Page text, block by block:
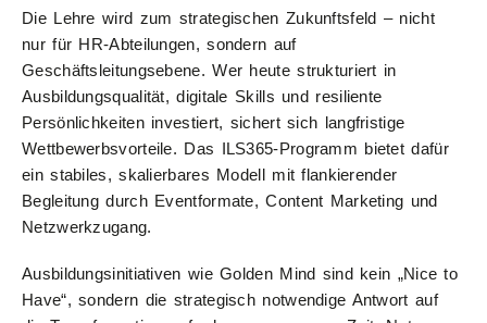
Die Lehre wird zum strategischen Zukunftsfeld – nicht
nur für HR-Abteilungen, sondern auf
Geschäftsleitungsebene. Wer heute strukturiert in
Ausbildungsqualität, digitale Skills und resiliente
Persönlichkeiten investiert, sichert sich langfristige
Wettbewerbsvorteile. Das ILS365-Programm bietet dafür
ein stabiles, skalierbares Modell mit flankierender
Begleitung durch Eventformate, Content Marketing und
Netzwerkzugang.
Ausbildungsinitiativen wie Golden Mind sind kein „Nice to
Have“, sondern die strategisch notwendige Antwort auf